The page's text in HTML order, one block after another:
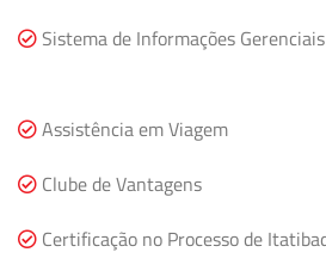
Sistema de Informações
Assistência em Viagem
Clube de Vantagens
Certificação no Processo de